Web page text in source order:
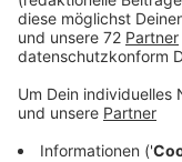
Unter anderem die
Billerbeck zählen
Ähnlich sieht es
Pandemie-Regeln
Naturbad in